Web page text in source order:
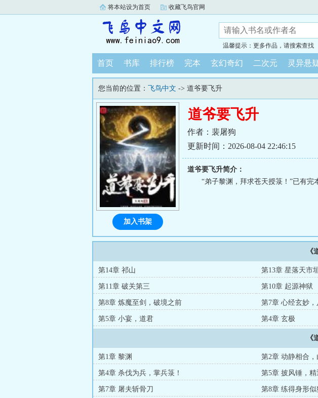
将本站设为首页 收藏飞鸟官网
温馨提示：更多作品，请搜索查找
首页 书库 排行榜 完本 玄幻奇幻 二次元 灵异悬
您当前的位置： 飞鸟中文 -> 道爷要飞升
道爷要飞升
作者：裴屠狗
更新时间：2026-08-04 22:46:15
道爷要飞升简介：
“弟子黎渊，拜求苍天授箓！”已有
加入书架
第14章 祁山 第13章 星落天市
第11章 破关第三 第10章 起源神狱
第8章 炼魔至剑，破境之前 第7章 心经玄妙，
第5章 小宴，道君 第4章 玄极
第1章 黎渊 第2章 动静相合
第4章 杀伐为兵，掌兵箓！ 第5章 披风锤，精
第7章 屠夫斩骨刀 第8章 练得身形似